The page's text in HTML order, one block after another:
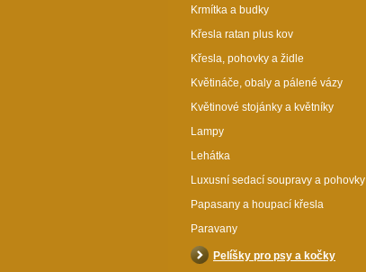
Krmítka a budky
Křesla ratan plus kov
Křesla, pohovky a židle
Květináče, obaly a pálené vázy
Květinové stojánky a květníky
Lampy
Lehátka
Luxusní sedací soupravy a pohovky
Papasany a houpací křesla
Paravany
Pelíšky pro psy a kočky